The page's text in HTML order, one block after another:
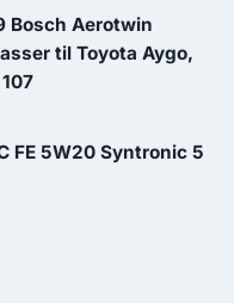
kr..
Bosch Aerotwin
til Toyota Aygo,
FE 5W20 Syntronic 5